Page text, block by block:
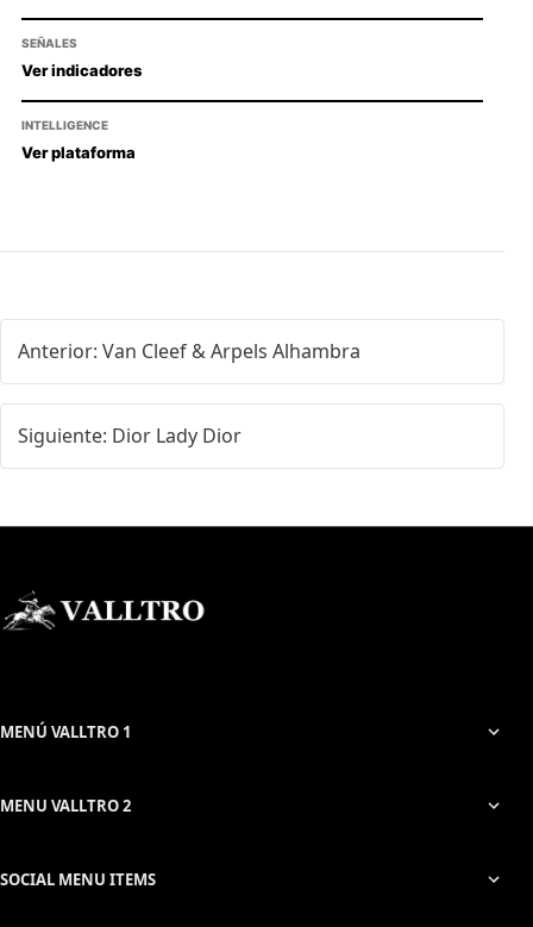
SEÑALES
Ver indicadores
INTELLIGENCE
Ver plataforma
Anterior: Van Cleef & Arpels Alhambra
Siguiente: Dior Lady Dior
MENÚ VALLTRO 1
MENU VALLTRO 2
SOCIAL MENU ITEMS